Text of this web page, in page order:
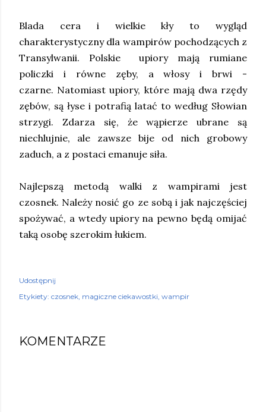
Blada cera i wielkie kły to wygląd
charakterystyczny dla wampirów pochodzących z
Transylwanii. Polskie upiory mają rumiane
policzki i równe zęby, a włosy i brwi -
czarne. Natomiast upiory, które mają dwa rzędy
zębów, są łyse i potrafią latać to według Słowian
strzygi. Zdarza się, że wąpierze ubrane są
niechlujnie, ale zawsze bije od nich grobowy
zaduch, a z postaci emanuje siła.
Najlepszą metodą walki z wampirami jest
czosnek. Należy nosić go ze sobą i jak najczęściej
spożywać, a wtedy upiory na pewno będą omijać
taką osobę szerokim łukiem.
Udostępnij
Etykiety: czosnek magiczne ciekawostki wampir
KOMENTARZE